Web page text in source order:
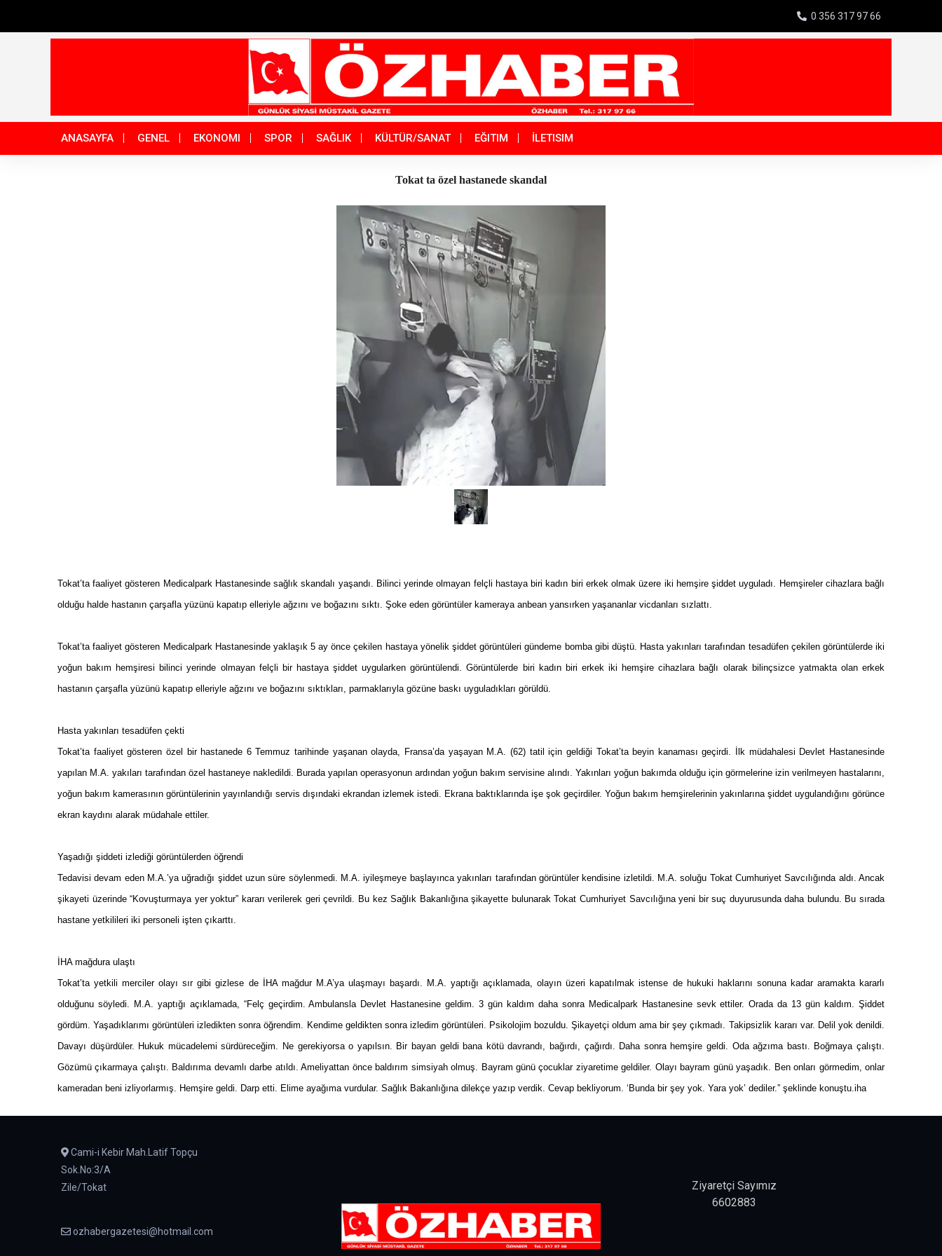
0 356 317 97 66
ANASAYFA GENEL EKONOMI SPOR SAĞLIK KÜLTÜR/SANAT EĞITIM İLETISIM
Tokat ta özel hastanede skandal
Tokat’ta faaliyet gösteren Medicalpark Hastanesinde sağlık skandalı yaşandı. Bilinci yerinde olmayan felçli hastaya biri kadın biri erkek olmak üzere iki hemşire şiddet uyguladı. Hemşireler cihazlara bağlı
olduğu halde hastanın çarşafla yüzünü kapatıp elleriyle ağzını ve boğazını sıktı. Şoke eden görüntüler kameraya anbean yansırken yaşananlar vicdanları sızlattı.
Tokat’ta faaliyet gösteren Medicalpark Hastanesinde yaklaşık 5 ay önce çekilen hastaya yönelik şiddet görüntüleri gündeme bomba gibi düştü. Hasta yakınları tarafından tesadüfen çekilen görüntülerde iki
yoğun bakım hemşiresi bilinci yerinde olmayan felçli bir hastaya şiddet uygularken görüntülendi. Görüntülerde biri kadın biri erkek iki hemşire cihazlara bağlı olarak bilinçsizce yatmakta olan erkek
hastanın çarşafla yüzünü kapatıp elleriyle ağzını ve boğazını sıktıkları, parmaklarıyla gözüne baskı uyguladıkları görüldü.
Hasta yakınları tesadüfen çekti
Tokat’ta faaliyet gösteren özel bir hastanede 6 Temmuz tarihinde yaşanan olayda, Fransa’da yaşayan M.A. (62) tatil için geldiği Tokat’ta beyin kanaması geçirdi. İlk müdahalesi Devlet Hastanesinde
yapılan M.A. yakıları tarafından özel hastaneye nakledildi. Burada yapılan operasyonun ardından yoğun bakım servisine alındı. Yakınları yoğun bakımda olduğu için görmelerine izin verilmeyen hastalarını,
yoğun bakım kamerasının görüntülerinin yayınlandığı servis dışındaki ekrandan izlemek istedi. Ekrana baktıklarında işe şok geçirdiler. Yoğun bakım hemşirelerinin yakınlarına şiddet uygulandığını görünce
ekran kaydını alarak müdahale ettiler.
Yaşadığı şiddeti izlediği görüntülerden öğrendi
Tedavisi devam eden M.A.’ya uğradığı şiddet uzun süre söylenmedi. M.A. iyileşmeye başlayınca yakınları tarafından görüntüler kendisine izletildi. M.A. soluğu TokatCumhuriyet Savcılığında aldı. Ancak
şikayeti üzerinde “Kovuşturmaya yer yoktur” kararı verilerek geri çevrildi. Bu kez Sağlık Bakanlığına şikayette bulunarakTokat Cumhuriyet Savcılığına yeni bir suç duyurusunda daha bulundu. Bu sırada
hastane yetkilileri iki personeli işten çıkarttı.
İHA mağdura ulaştı
Tokat’ta yetkili merciler olayı sır gibi gizlese de İHA mağdur M.A’ya ulaşmayı başardı. M.A. yaptığı açıklamada, olayın üzeri kapatılmak istense de hukuki haklarını sonuna kadar aramakta kararlı
olduğunu söyledi. M.A. yaptığı açıklamada, “Felç geçirdim. Ambulansla Devlet Hastanesine geldim. 3 gün kaldım daha sonra Medicalpark Hastanesine sevk ettiler. Orada da 13 gün kaldım. Şiddet
gördüm. Yaşadıklarımı görüntüleri izledikten sonra öğrendim. Kendime geldikten sonra izledim görüntüleri. Psikolojim bozuldu. Şikayetçi oldum ama bir şey çıkmadı. Takipsizlik kararı var. Delil yok denildi.
Davayı düşürdüler. Hukuk mücadelemi sürdüreceğim. Ne gerekiyorsa o yapılsın. Bir bayan geldi bana kötü davrandı, bağırdı, çağırdı. Daha sonra hemşire geldi. Oda ağzıma bastı. Boğmaya çalıştı.
Gözümü çıkarmaya çalıştı. Baldırıma devamlı darbe atıldı. Ameliyattan önce baldırım simsiyah olmuş. Bayram günü çocuklar ziyaretime geldiler. Olayı bayram günü yaşadık. Ben onları görmedim, onlar
kameradan beni izliyorlarmış. Hemşire geldi. Darp etti. Elime ayağıma vurdular. Sağlık Bakanlığına dilekçe yazıp verdik. Cevap bekliyorum. ‘Bunda bir şey yok. Yara yok’ dediler.” şeklinde konuştu.iha
Cami-i Kebir Mah.Latif Topçu
Sok.No:3/A
Zile/Tokat
ozhabergazetesi@hotmail.com
Ziyaretçi Sayımız
6602883